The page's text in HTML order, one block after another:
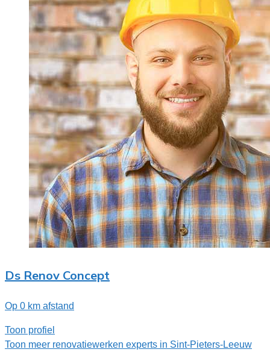
Ds Renov Concept
Op 0 km afstand
Toon profiel
Toon meer renovatiewerken experts in Sint-Pieters-Leeuw